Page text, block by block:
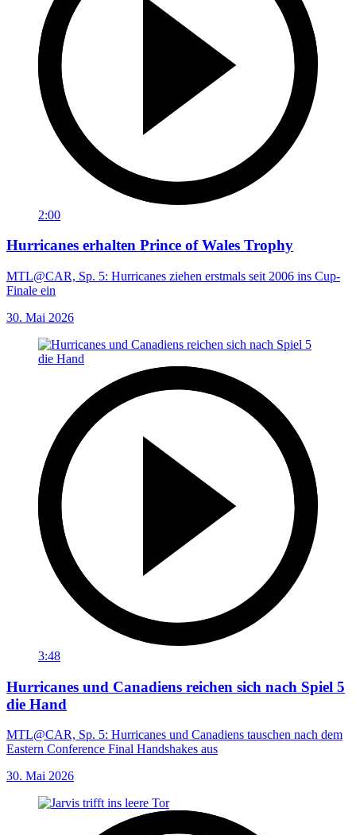
2:00
Hurricanes erhalten Prince of Wales Trophy
MTL@CAR, Sp. 5: Hurricanes ziehen erstmals seit 2006 ins Cup-
Finale ein
30. Mai 2026
3:48
Hurricanes und Canadiens reichen sich nach Spiel 5
die Hand
MTL@CAR, Sp. 5: Hurricanes und Canadiens tauschen nach dem
Eastern Conference Final Handshakes aus
30. Mai 2026